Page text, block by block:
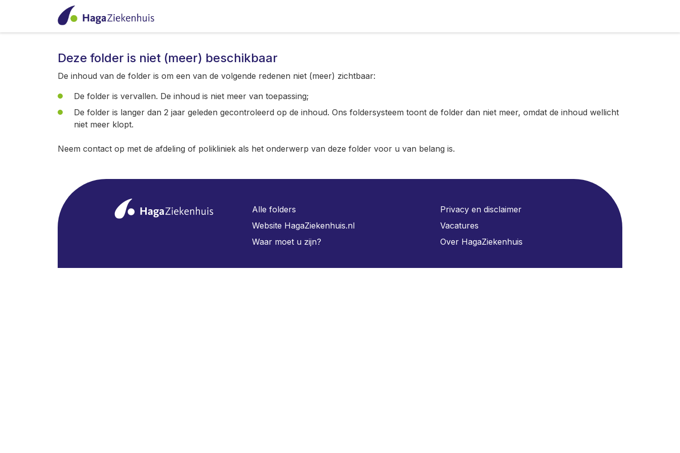
Deze folder is niet (meer) beschikbaar
De inhoud van de folder is om een van de volgende redenen niet (meer) zichtbaar:
De folder is vervallen. De inhoud is niet meer van toepassing;
De folder is langer dan 2 jaar geleden gecontroleerd op de inhoud. Ons foldersysteem toont de folder dan niet meer, omdat de inhoud wellicht
niet meer klopt.
Neem contact op met de afdeling of polikliniek als het onderwerp van deze folder voor u van belang is.
Alle folders
Website HagaZiekenhuis.nl
Waar moet u zijn?
Privacy en disclaimer
Vacatures
Over HagaZiekenhuis